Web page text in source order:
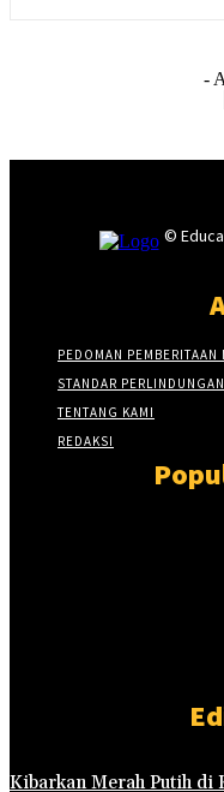
-
©
PEDOMAN PEMBERITAAN
STANDAR
TENTANG KAMI
REDAKSI
Kibarkan Merah Putih di